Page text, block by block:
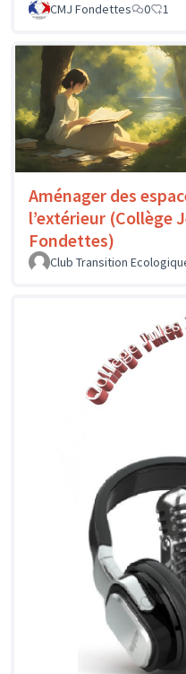
CMJ Fondettes 0 1
Aménager des
l’extérieur (Collège
Fondettes)
Club Transition